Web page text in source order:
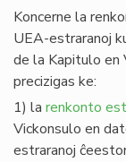
Koncerne la
UEA-estraranoj
de la Kapitulo en
precizigas ke:
1) la renkonto
Vickonsulo en
estraranoj